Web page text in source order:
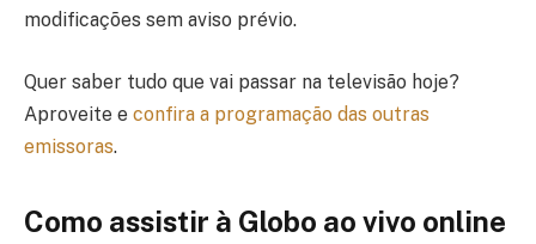
modificações sem aviso prévio.
Quer saber tudo que vai passar na televisão hoje?
Aproveite e confira a programação das outras
emissoras.
Como assistir à Globo ao vivo online